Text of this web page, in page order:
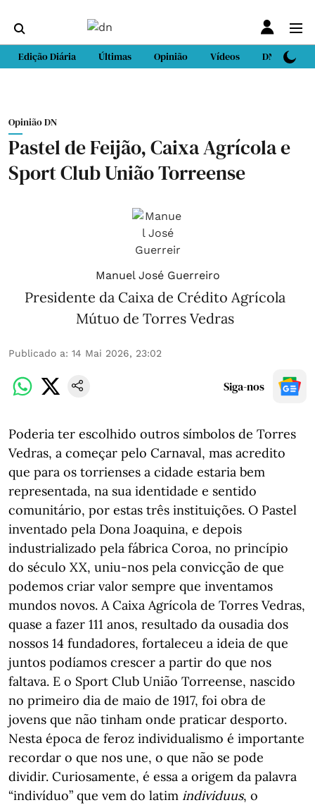
Edição Diária Últimas Opinião Vídeos DN Sport
Opinião DN
Pastel de Feijão, Caixa Agrícola e
Sport Club União Torreense
Manuel José Guerreiro
Presidente da Caixa de Crédito Agrícola
Mútuo de Torres Vedras
Publicado a: 14 Mai 2026, 23:02
Siga-nos
Poderia ter escolhido outros símbolos de Torres
Vedras, a começar pelo Carnaval, mas acredito
que para os torrienses a cidade estaria bem
representada, na sua identidade e sentido
comunitário, por estas três instituições. O Pastel
inventado pela Dona Joaquina, e depois
industrializado pela fábrica Coroa, no princípio
do século XX, uniu-nos pela convicção de que
podemos criar valor sempre que inventamos
mundos novos. A Caixa Agrícola de Torres Vedras,
quase a fazer 111 anos, resultado da ousadia dos
nossos 14 fundadores, fortaleceu a ideia de que
juntos podíamos crescer a partir do que nos
faltava. E o Sport Club União Torreense, nascido
no primeiro dia de maio de 1917, foi obra de
jovens que não tinham onde praticar desporto.
Nesta época de feroz individualismo é importante
recordar o que nos une, o que não se pode
dividir. Curiosamente, é essa a origem da palavra
“indivíduo” que vem do latim individuus, o